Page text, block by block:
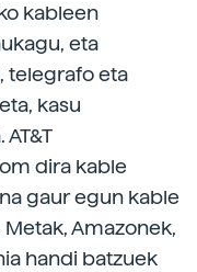
kableen
eta
telegrafo eta
kasu
dira kable
gaur egun kable
Amazonek,
handi batzuek